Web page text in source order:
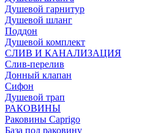
Душевой гарнитур
Душевой шланг
Поддон
Душевой комплект
СЛИВ И КАНАЛИЗАЦИЯ
Слив-перелив
Донный клапан
Сифон
Душевой трап
РАКОВИНЫ
Раковины Caprigo
База под раковину